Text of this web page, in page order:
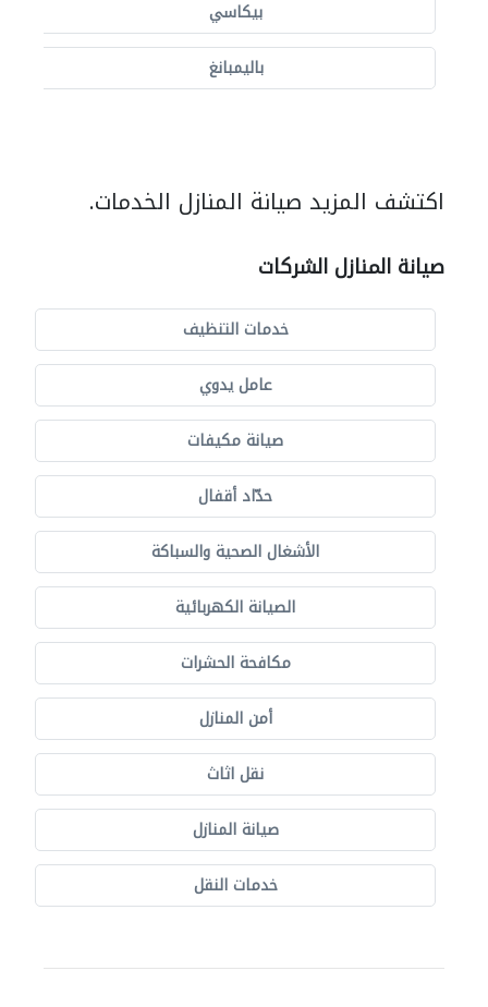
بيكاسي
باليمبانغ
اكتشف المزيد صيانة المنازل الخدمات.
صيانة المنازل الشركات
خدمات التنظيف
عامل يدوي
صيانة مكيفات
حدّاد أقفال
الأشغال الصحية والسباكة
الصيانة الكهربائية
مكافحة الحشرات
أمن المنازل
نقل اثاث
صيانة المنازل
خدمات النقل